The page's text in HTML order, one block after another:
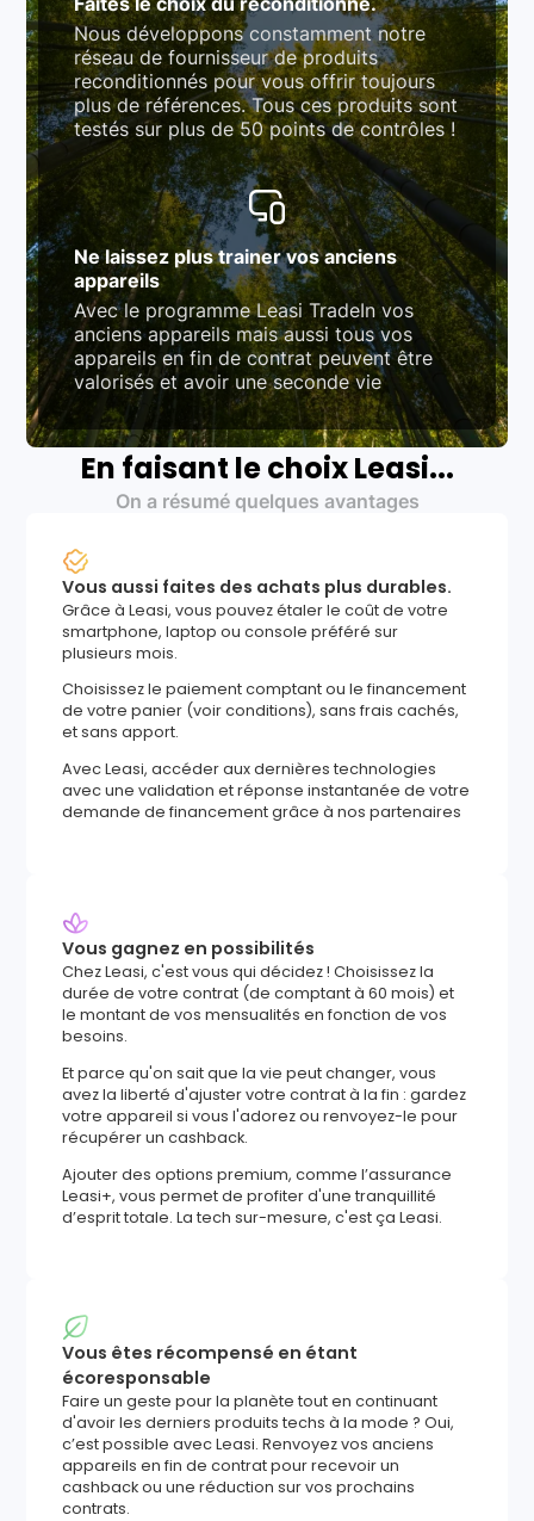
Nous développons constamment notre
réseau de fournisseur de produits
reconditionnés pour vous offrir toujours
plus de références. Tous ces produits sont
testés sur plus de 50 points de contrôles !
Ne laissez plus trainer vos anciens
appareils
Avec le programme Leasi TradeIn vos
anciens appareils mais aussi tous vos
appareils en fin de contrat peuvent être
valorisés et avoir une seconde vie
En faisant le choix Leasi...
On a résumé quelques avantages
Vous aussi faites des achats plus durables.
Grâce à Leasi, vous pouvez étaler le coût de votre
smartphone, laptop ou console préféré sur
plusieurs mois.
Choisissez le paiement comptant ou le financement
de votre panier (voir conditions), sans frais cachés,
et sans apport.
Avec Leasi, accéder aux dernières technologies
avec une validation et réponse instantanée de votre
demande de financement grâce à nos partenaires
Vous gagnez en possibilités
Chez Leasi, c'est vous qui décidez ! Choisissez la
durée de votre contrat (de comptant à 60 mois) et
le montant de vos mensualités en fonction de vos
besoins.
Et parce qu'on sait que la vie peut changer, vous
avez la liberté d'ajuster votre contrat à la fin : gardez
votre appareil si vous l'adorez ou renvoyez-le pour
récupérer un cashback.
Ajouter des options premium, comme l’assurance
Leasi+, vous permet de profiter d'une tranquillité
d’esprit totale. La tech sur-mesure, c'est ça Leasi.
Vous êtes récompensé en étant
écoresponsable
Faire un geste pour la planète tout en continuant
d'avoir les derniers produits techs à la mode ? Oui,
c’est possible avec Leasi. Renvoyez vos anciens
appareils en fin de contrat pour recevoir un
cashback ou une réduction sur vos prochains
contrats.